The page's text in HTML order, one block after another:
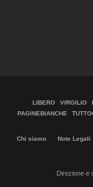
LIBERO VIRGILIO
PAGINEBIANCHE
Chi siamo Note Legali
Direzione e